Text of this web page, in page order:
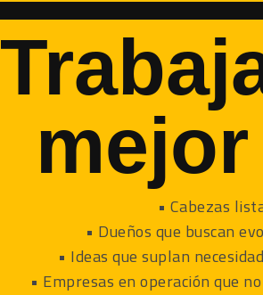
• Cabezas
• Dueños que buscan
• Ideas que suplan
• Empresas en operación que